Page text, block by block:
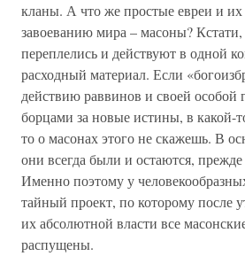
кланы. А что же простые евреи и
завоеванию мира – масоны?
переплелись и действуют в одной
расходный материал. Если
действию раввинов и своей особой
борцами за новые истины, в какой-
то о масонах этого не скажешь. В
они всегда были и остаются,
Именно поэтому у
тайный проект, по которому после
их абсолютной власти все
распущены.